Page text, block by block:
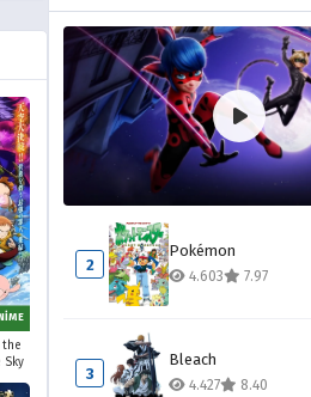
the
Sky
1
Mucize Uğur Böceği ile
12.424 8.10
2
Pokémon
4.603 7.97
3
Bleach
4.427 8.40